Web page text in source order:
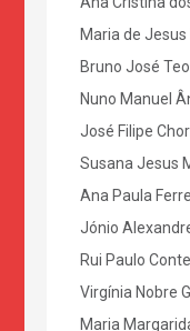
Maria de
Bruno José
Nuno Manuel
José Filipe
Susana Jesus
Ana Paula
Jónio
Rui Paulo
Virgínia Nobre
Maria